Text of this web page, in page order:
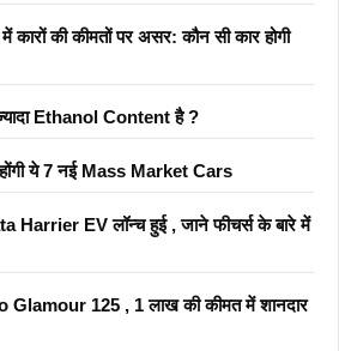
कारों की कीमतों पर असर: कौन सी कार होगी
Ethanol Content है ?
होंगी ये 7 नई Mass Market Cars
Harrier EV लॉन्च हुई , जाने फीचर्स के बारे में
Glamour 125 , 1 लाख की कीमत में शानदार